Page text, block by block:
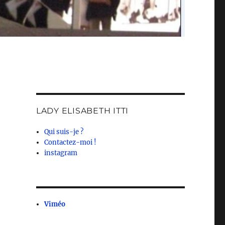
LADY ELISABETH ITTI
Qui suis-je ?
Contactez-moi !
instagram
Viméo